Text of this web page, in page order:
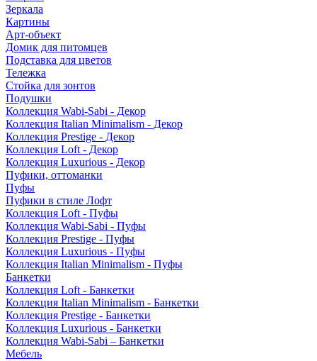
Зеркала
Картины
Арт-объект
Домик для питомцев
Подставка для цветов
Тележка
Стойка для зонтов
Подушки
Коллекция Wabi-Sabi - Декор
Коллекция Italian Minimalism - Декор
Коллекция Prestige - Декор
Коллекция Loft - Декор
Коллекция Luxurious - Декор
Пуфики, оттоманки
Пуфы
Пуфики в стиле Лофт
Коллекция Loft - Пуфы
Коллекция Wabi-Sabi - Пуфы
Коллекция Prestige - Пуфы
Коллекция Luxurious - Пуфы
Коллекция Italian Minimalism - Пуфы
Банкетки
Коллекция Loft - Банкетки
Коллекция Italian Minimalism - Банкетки
Коллекция Prestige - Банкетки
Коллекция Luxurious - Банкетки
Коллекция Wabi-Sabi – Банкетки
Мебель